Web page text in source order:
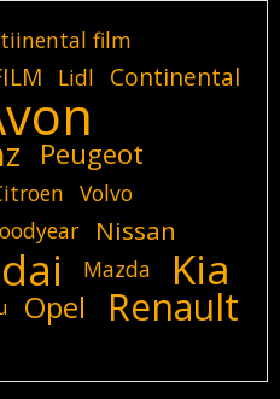
film
Lidl
Continental
Peugeot
Volvo
Nissan
Mazda Kia
Opel Renault